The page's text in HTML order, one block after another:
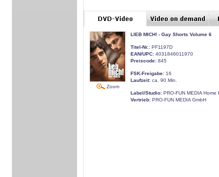
Zoom
LIEB MICH! - Gay Shorts Volume 6
Titel-Nr.: PF1197D
EAN/UPC: 4031846011970
Preiscode: 845
FSK-Freigabe: 16
Laufzeit: ca. 90 Min.
Label/Studio: PRO-FUN MEDIA Home
Vertrieb: PRO-FUN MEDIA GmbH